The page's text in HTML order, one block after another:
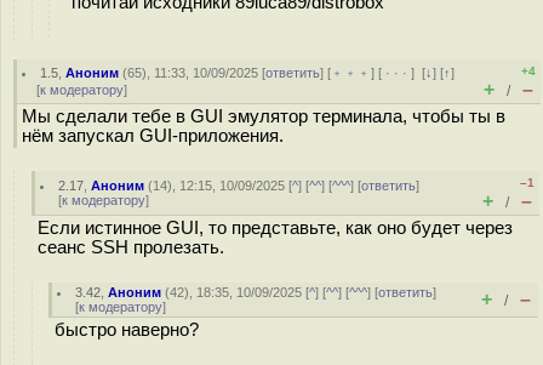
1.5 ,Аноним (65), 11:33, 10/09/2025 [ответить] [ ﹢﹢﹢] [ · · ·][↓] [↑]
[к модератору]
+4
+ / –
Мы сделали тебе в GUI эмулятор терминала, чтобы ты в
нём запускал GUI-приложения.
2.17 ,Аноним (14), 12:15, 10/09/2025 [^] [^^] [^^^] [ответить]
[к модератору]
–1
+ / –
Если истинное GUI, то представьте, как оно будет через
сеанс SSH пролезать.
3.42 ,Аноним (42), 18:35, 10/09/2025 [^] [^^] [^^^] [ответить]
[к модератору] + / –
быстро наверно?